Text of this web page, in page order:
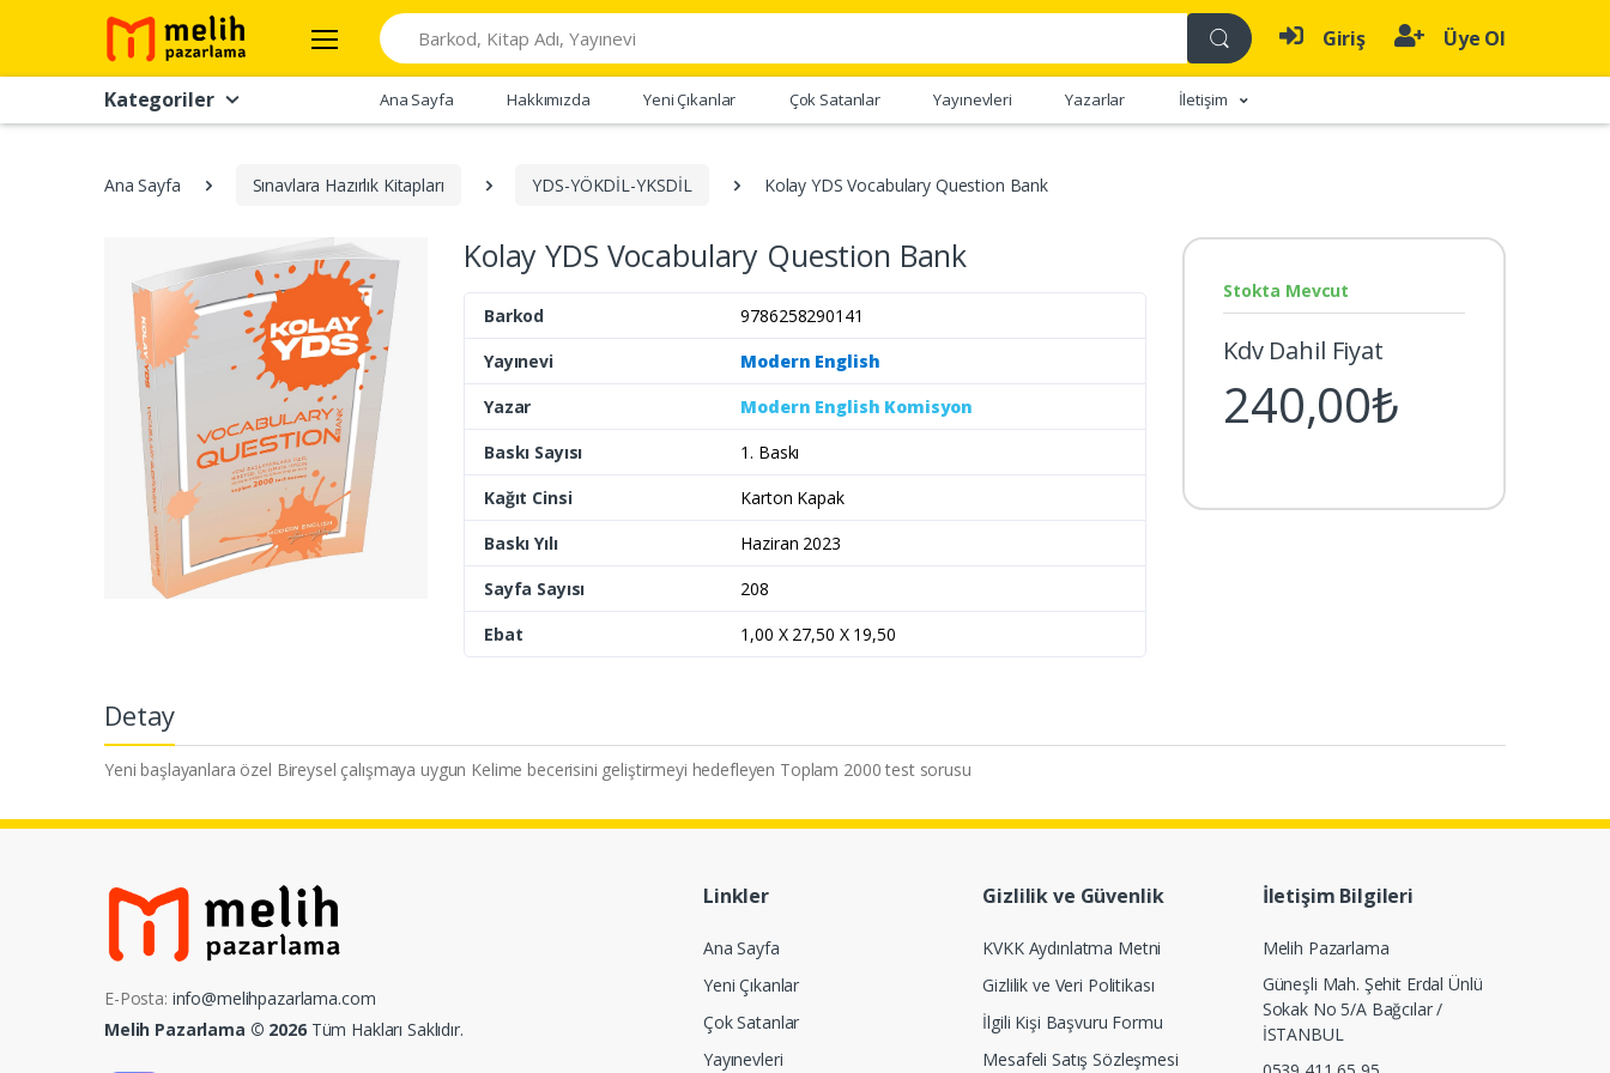
Search
Giriş Üye Ol
Kategoriler Ana Sayfa Hakkımızda Yeni Çıkanlar Çok Satanlar Yayınevleri Yazarlar İletişim
Ana Sayfa Sınavlara Hazırlık Kitapları YDS-YÖKDİL-YKSDİL Kolay YDS Vocabulary Question Bank
Kolay YDS Vocabulary Question Bank
Barkod
9786258290141
Yayınevi
Modern English
Yazar
Modern English Komisyon
Baskı Sayısı
1. Baskı
Kağıt Cinsi
Karton Kapak
Baskı Yılı
Haziran 2023
Sayfa Sayısı
208
Ebat
1,00 X 27,50 X 19,50
Stokta Mevcut
Kdv Dahil Fiyat
240,00₺
Detay
Yeni başlayanlara özel Bireysel çalışmaya uygun Kelime becerisini geliştirmeyi hedefleyen Toplam 2000 test sorusu
E-Posta: info@melihpazarlama.com
Melih Pazarlama © 2026Tüm Hakları Saklıdır.
Linkler
Ana Sayfa
Yeni Çıkanlar
Çok Satanlar
Yayınevleri
Gizlilik ve Güvenlik
KVKK Aydınlatma Metni
Gizlilik ve Veri Politikası
İlgili Kişi Başvuru Formu
Mesafeli Satış Sözleşmesi
İletişim Bilgileri
Melih Pazarlama
Güneşli Mah. Şehit Erdal Ünlü
Sokak No 5/A Bağcılar /
İSTANBUL